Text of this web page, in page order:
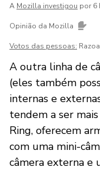
A Mozilla investigou por 6
Opinião da Mozilla
Votos das pessoas:
A outra linha de
(eles também
internas e
tendem a ser
Ring, oferecem
com uma mini-
câmera externa e